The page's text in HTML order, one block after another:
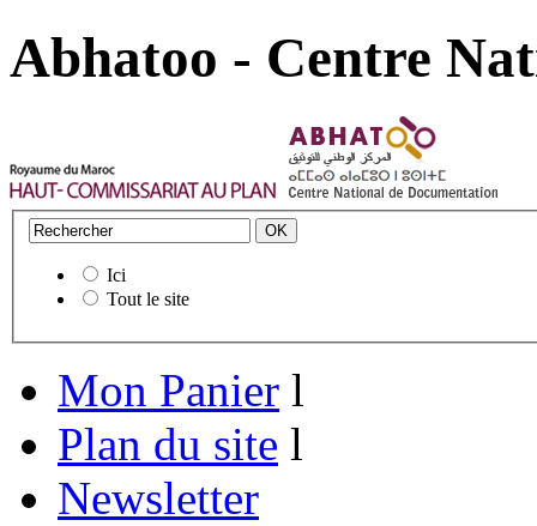
Abhatoo - Centre
Ici
Tout le site
Mon Panier l
Plan du site l
Newsletter